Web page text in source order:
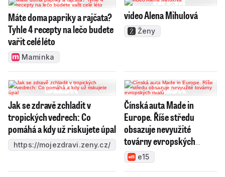
Máte doma papriky a rajčata?
Tyhle 4 recepty na lečo budete
vařit celé léto
Maminka
video Alena Mihulová
Ženy
Jak se zdravě zchladit v
tropických vedrech: Co
pomáhá a kdy už riskujete úpal
https://mojezdravi.zeny.cz/
Čínská auta Made in
Europe. Říše středu
obsazuje nevyužité
továrny evropských
rivalůe15